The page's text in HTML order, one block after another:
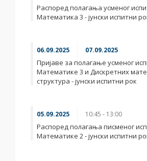
Распоред полагања усменог
Математика 3 - јунски испитни
06.09.2025 07.09.2025
Пријаве за полагање усменог
Математике 3 и Дискретних
структура - јунски испитни рок
05.09.2025 10:45 - 13:00
Распоред полагања писменог
Математике 2 - јунски испитни